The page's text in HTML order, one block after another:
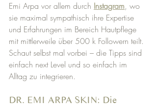
Emi Arpa vor allem durch Instagram, wo
sie maximal sympathisch ihre Expertise
und Erfahrungen im Bereich Hautpflege
mit mittlerweile über 500 k Followern teilt.
Schaut selbst mal vorbei – die Tipps sind
einfach next Level und so einfach im
Alltag zu integrieren.
DR. EMI ARPA SKIN: Die